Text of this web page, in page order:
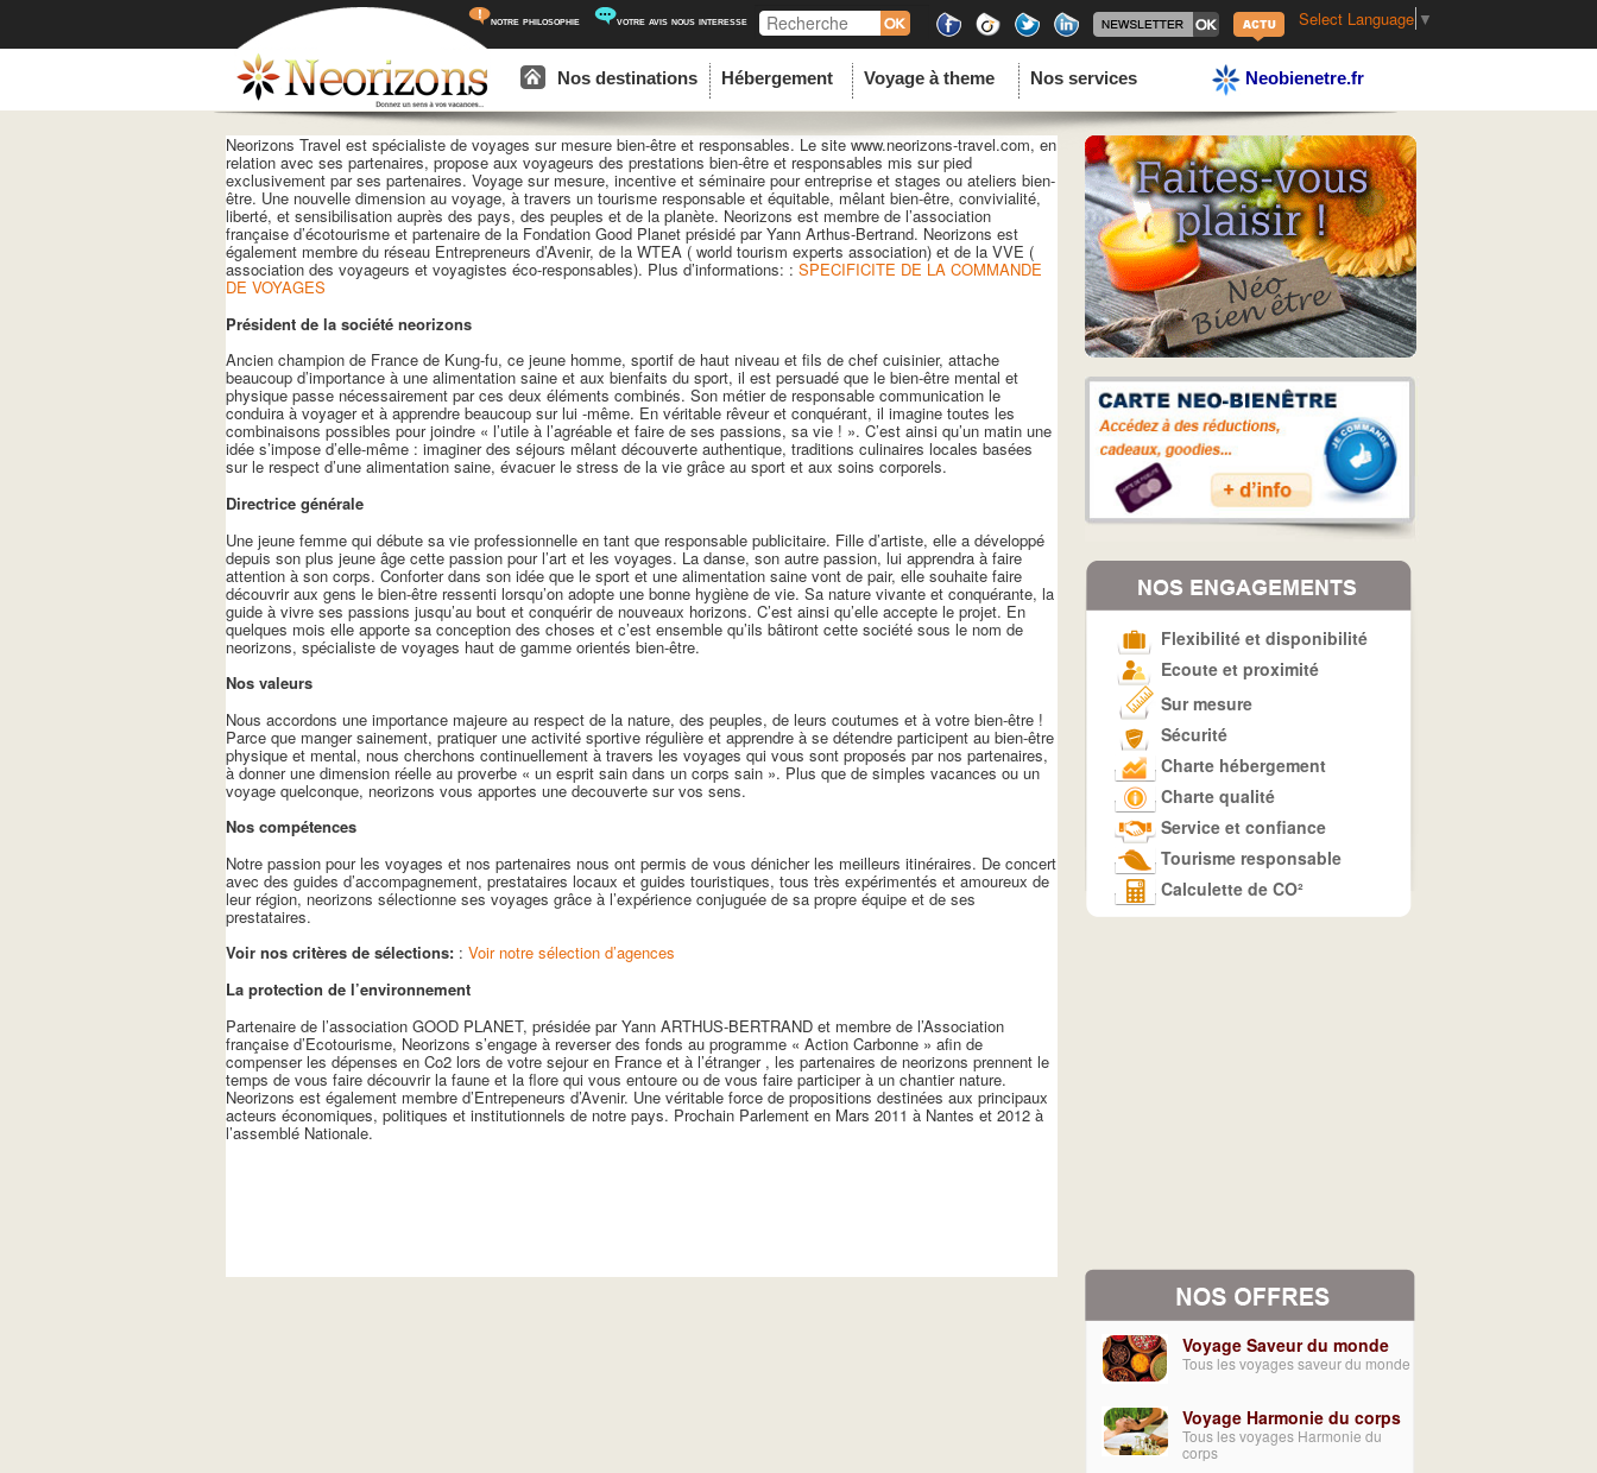
notre philosophie votre avis nous interesse Recherche Select Language ▼
Aller au contenu principal
Aller au contenu secondaire
Nos destinations Hébergement Voyage à theme Nos services Neobienetre.fr
Neorizons Travel est spécialiste de voyages sur mesure bien-être et responsables. Le site www.neorizons-travel.com, en
relation avec ses partenaires, propose aux voyageurs des prestations bien-être et responsables mis sur pied
exclusivement par ses partenaires. Voyage sur mesure, incentive et séminaire pour entreprise et stages ou ateliers bien-
être. Une nouvelle dimension au voyage, à travers un tourisme responsable et équitable, mêlant bien-être, convivialité,
liberté, et sensibilisation auprès des pays, des peuples et de la planète. Neorizons est membre de l’association
française d’écotourisme et partenaire de la Fondation Good Planet présidé par Yann Arthus-Bertrand. Neorizons est
également membre du réseau Entrepreneurs d’Avenir, de la WTEA ( world tourism experts association) et de la VVE (
association des voyageurs et voyagistes éco-responsables). Plus d’informations: :SPECIFICITE DE LA COMMANDE
DE VOYAGES
Président de la société neorizons
Ancien champion de France de Kung-fu, ce jeune homme, sportif de haut niveau et fils de chef cuisinier, attache
beaucoup d’importance à une alimentation saine et aux bienfaits du sport, il est persuadé que le bien-être mental et
physique passe nécessairement par ces deux éléments combinés. Son métier de responsable communication le
conduira à voyager et à apprendre beaucoup sur lui -même. En véritable rêveur et conquérant, il imagine toutes les
combinaisons possibles pour joindre « l’utile à l’agréable et faire de ses passions, sa vie ! ». C’est ainsi qu’un matin une
idée s’impose d’elle-même : imaginer des séjours mêlant découverte authentique, traditions culinaires locales basées
sur le respect d’une alimentation saine, évacuer le stress de la vie grâce au sport et aux soins corporels.
Directrice générale
Une jeune femme qui débute sa vie professionnelle en tant que responsable publicitaire. Fille d’artiste, elle a développé
depuis son plus jeune âge cette passion pour l’art et les voyages. La danse, son autre passion, lui apprendra à faire
attention à son corps. Conforter dans son idée que le sport et une alimentation saine vont de pair, elle souhaite faire
découvrir aux gens le bien-être ressenti lorsqu’on adopte une bonne hygiène de vie. Sa nature vivante et conquérante, la
guide à vivre ses passions jusqu’au bout et conquérir de nouveaux horizons. C’est ainsi qu’elle accepte le projet. En
quelques mois elle apporte sa conception des choses et c’est ensemble qu’ils bâtiront cette société sous le nom de
neorizons, spécialiste de voyages haut de gamme orientés bien-être.
Nos valeurs
Nous accordons une importance majeure au respect de la nature, des peuples, de leurs coutumes et à votre bien-être !
Parce que manger sainement, pratiquer une activité sportive régulière et apprendre à se détendre participent au bien-être
physique et mental, nous cherchons continuellement à travers les voyages qui vous sont proposés par nos partenaires,
à donner une dimension réelle au proverbe « un esprit sain dans un corps sain ». Plus que de simples vacances ou un
voyage quelconque, neorizons vous apportes une decouverte sur vos sens.
Nos compétences
Notre passion pour les voyages et nos partenaires nous ont permis de vous dénicher les meilleurs itinéraires. De concert
avec des guides d’accompagnement, prestataires locaux et guides touristiques, tous très expérimentés et amoureux de
leur région, neorizons sélectionne ses voyages grâce à l’expérience conjuguée de sa propre équipe et de ses
prestataires.
Voir nos critères de sélections: :Voir notre sélection d’agences
La protection de l’environnement
Partenaire de l’association GOOD PLANET, présidée par Yann ARTHUS-BERTRAND et membre de l’Association
française d’Ecotourisme, Neorizons s’engage à reverser des fonds au programme « Action Carbonne » afin de
compenser les dépenses en Co2 lors de votre sejour en France et à l’étranger , les partenaires de neorizons prennent le
temps de vous faire découvrir la faune et la flore qui vous entoure ou de vous faire participer à un chantier nature.
Neorizons est également membre d’Entrepeneurs d’Avenir. Une véritable force de propositions destinées aux principaux
acteurs économiques, politiques et institutionnels de notre pays. Prochain Parlement en Mars 2011 à Nantes et 2012 à
l’assemblé Nationale.
Flexibilité et disponibilité
Ecoute et proximité
Sur mesure
Sécurité
Charte hébergement
Charte qualité
Service et confiance
Tourisme responsable
Calculette de CO²
Voyage Saveur du monde
Tous les voyages saveur du monde
Voyage Harmonie du corps
Tous les voyages Harmonie du
corps